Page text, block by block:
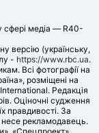
у сфері медіа — R40-
версію (українську,
- https://www.rbc.ua.
Всі фотографії на
розміщені на
Редакція
Оціночні судження
правдивості. За
несе рекламодавець.